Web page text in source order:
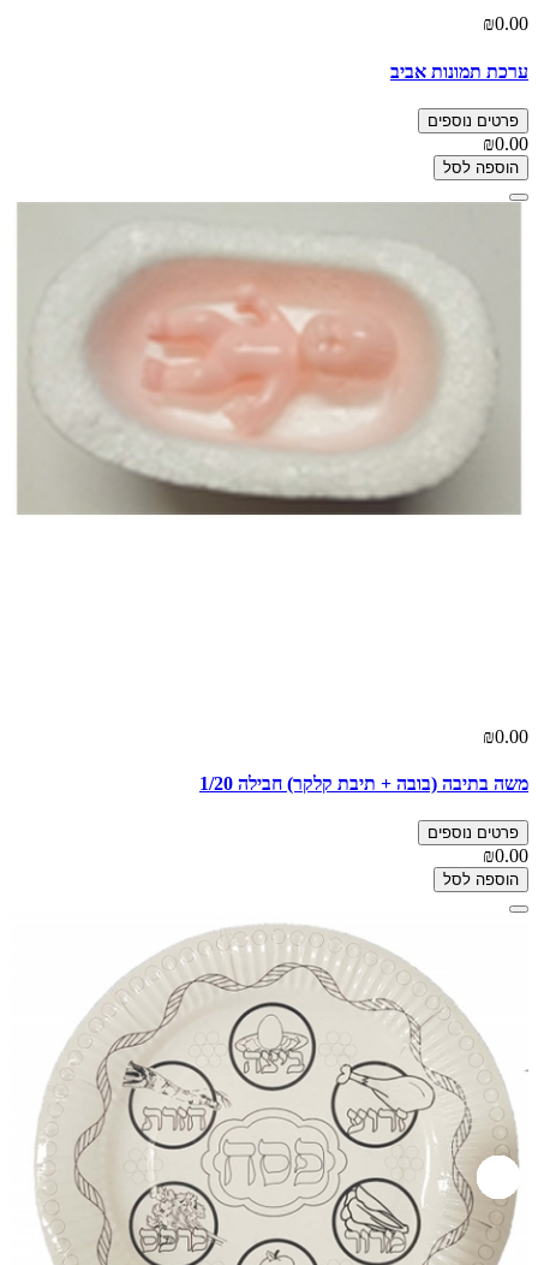
₪0.00
ערכת תמונות אביב
פרטים נוספים
₪0.00
הוספה לסל
₪0.00
משה בתיבה (בובה + תיבת קלקר) חבילה 1/20
פרטים נוספים
₪0.00
הוספה לסל